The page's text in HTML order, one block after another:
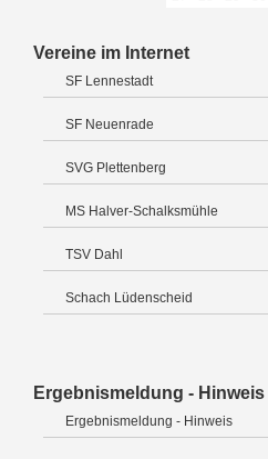
Vereine im Internet
SF Lennestadt
SF Neuenrade
SVG Plettenberg
MS Halver-Schalksmühle
TSV Dahl
Schach Lüdenscheid
Ergebnismeldung - Hinweis
Ergebnismeldung - Hinweis